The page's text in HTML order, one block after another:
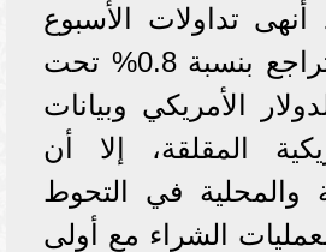
تداولات الأسبوع
الماضي على تراجع بنسبة 0.8% تحت
الأمريكي وبيانات
المقلقة، إلا أن
والمحلية في التحوط
الشراء مع أولى